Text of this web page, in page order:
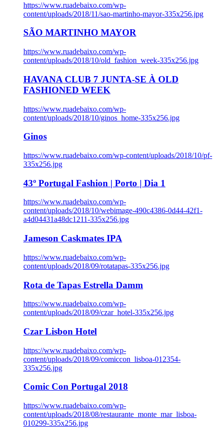
https://www.ruadebaixo.com/wp-
content/uploads/2018/11/sao-martinho-mayor-335x256.jpg
SÃO MARTINHO MAYOR
https://www.ruadebaixo.com/wp-
content/uploads/2018/10/old_fashion_week-335x256.jpg
HAVANA CLUB 7 JUNTA-SE À OLD
FASHIONED WEEK
https://www.ruadebaixo.com/wp-
content/uploads/2018/10/ginos_home-335x256.jpg
Ginos
https://www.ruadebaixo.com/wp-content/uploads/2018/10/pf-
335x256.jpg
43º Portugal Fashion | Porto | Dia 1
https://www.ruadebaixo.com/wp-
content/uploads/2018/10/webimage-490c4386-0d44-42f1-
a4d04431a48dc1211-335x256.jpg
Jameson Caskmates IPA
https://www.ruadebaixo.com/wp-
content/uploads/2018/09/rotatapas-335x256.jpg
Rota de Tapas Estrella Damm
https://www.ruadebaixo.com/wp-
content/uploads/2018/09/czar_hotel-335x256.jpg
Czar Lisbon Hotel
https://www.ruadebaixo.com/wp-
content/uploads/2018/09/comiccon_lisboa-012354-
335x256.jpg
Comic Con Portugal 2018
https://www.ruadebaixo.com/wp-
content/uploads/2018/08/restaurante_monte_mar_lisboa-
010299-335x256.jpg